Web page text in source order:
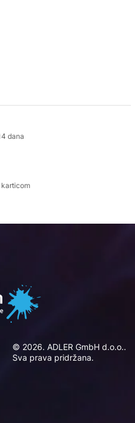
dana
karticom
© 2026. ADLER GmbH d.o.o..
Sva prava pridržana.